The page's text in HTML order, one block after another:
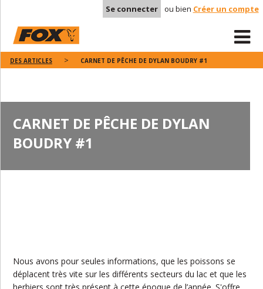
Se connecter ou bien Créer un compte
DES ARTICLES CARNET DE PÊCHE DE DYLAN BOUDRY #1
CARNET DE PÊCHE DE DYLAN
BOUDRY #1
Nous avons pour seules informations, que les poissons se
déplacent très vite sur les différents secteurs du lac et que les